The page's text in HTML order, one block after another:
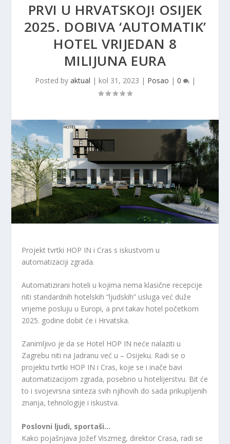
PRVI U HRVATSKOJ! OSIJEK
2025. DOBIVA ‘AUTOMATIK’
HOTEL VRIJEDAN 8
MILIJUNA EURA
Posted by aktual | kol 31, 2023 | Posao | 0 |
Projekt tvrtki HOP IN i Cras s iskustvom u
automatizaciji zgrada.
Automatizirani hoteli u kojima nema klasične recepcije
niti standardnih hotelskih “ljudskih” usluga već duže
vrijeme posluju u Europi, a prvi takav hotel početkom
2025. godine dobit će i Hrvatska.
Zanimljivo je da se Hotel HOP IN neće nalaziti u
Zagrebu niti na Jadranu već u – Osijeku. Radi se o
projektu tvrtki HOP IN i Cras, koje se i inače bavi
automatizacijom zgrada, posebno u hotelijerstvu. Bit će
to i svojevrsna sinteza svih njihovih do sada prikupljenih
znanja, tehnologije i iskustva.
Poslovni ljudi, sportaši…
Kako pojašnjava Jožef Viszmeg, direktor Crasa, radi se